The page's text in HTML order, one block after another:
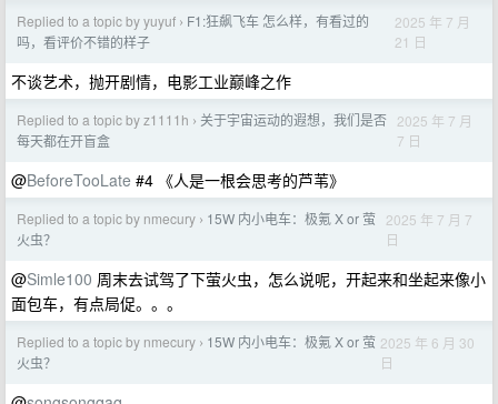
Replied to a topic by yuyuf › F1:狂飙飞车 怎么样，有看过的
吗，看评价不错的样子
2025 年 7 月
21 日
不谈艺术，抛开剧情，电影工业巅峰之作
Replied to a topic by z1111h › 关于宇宙运动的遐想，我们是否
每天都在开盲盒
2025 年 7 月
7 日
@BeforeTooLate #4 《人是一根会思考的芦苇》
Replied to a topic by nmecury › 15W 内小电车：极氪 X or 萤
火虫？
2025 年 7 月 7
日
@Simle100 周末去试驾了下萤火虫，怎么说呢，开起来和坐起来像小
面包车，有点局促。。。
Replied to a topic by nmecury › 15W 内小电车：极氪 X or 萤
火虫？
2025 年 6 月 30
日